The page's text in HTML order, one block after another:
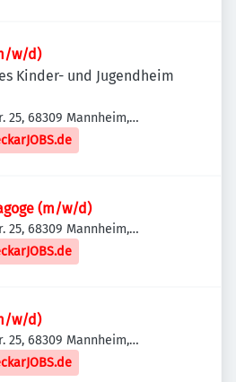
w/d)
Kinder- und Jugendheim
25, 68309 Mannheim,
(m/w/d)
25, 68309 Mannheim,
w/d)
25, 68309 Mannheim,